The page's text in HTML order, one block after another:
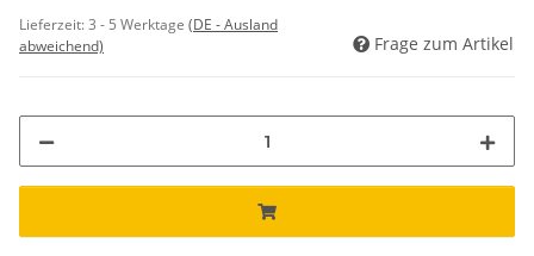
Lieferzeit:3 - 5 Werktage (DE - Ausland
abweichend)
Frage zum Artikel